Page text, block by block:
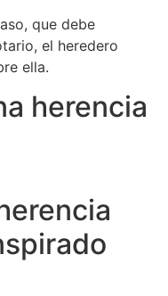
que debe
el heredero
ella.
herencia